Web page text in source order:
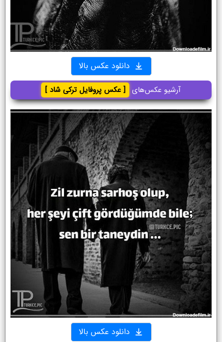
دانلود عکس بالا
آرشیو عکس‌های [ عکس پروفایل ترکی شاد ]
دانلود عکس بالا